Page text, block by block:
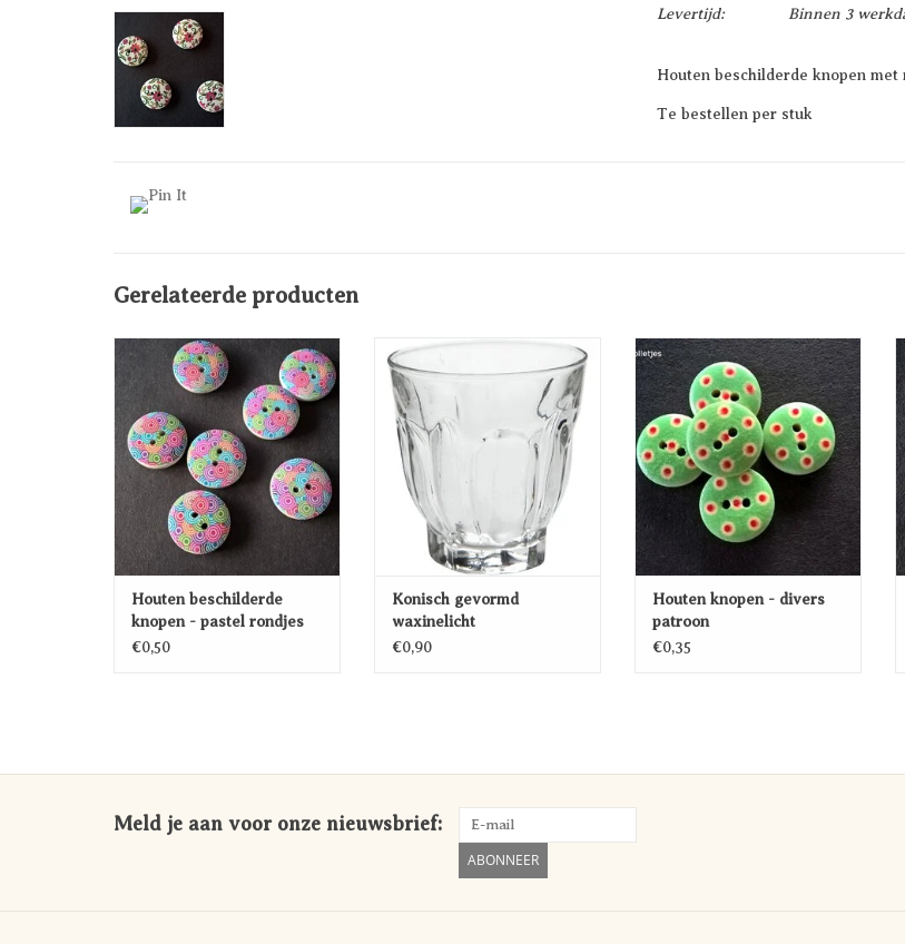
Levertijd:
Binnen 3
Houten beschilderde knopen
Te bestellen per stuk
Gerelateerde producten
Houten beschilderde knopen -
pastel rondjes
TOEVOEGEN AAN
WINKELWAGEN
Houten beschilderde
knopen - pastel rondjes
€0,50
Konisch gevormd waxinelicht
TOEVOEGEN AAN
WINKELWAGEN
Konisch gevormd
waxinelicht
€0,90
Houten knopen - divers patroon
TOEVOEGEN AAN
WINKELWAGEN
Houten knopen - divers
patroon
€0,35
Meld je aan voor onze nieuwsbrief:
ABONNEER